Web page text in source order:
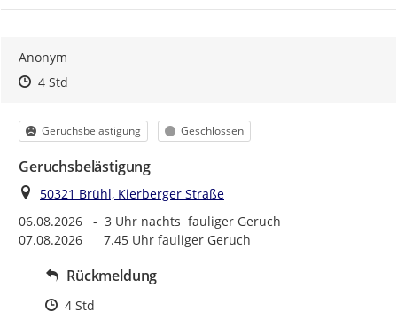
Anonym
Zeitpunkt des Erstellens
Zeitpunkt des Erstellens
4 StdZur Äußerung
Kategorie
Geruchsbelästigung Status
Geschlossen
Geruchsbelästigung
Ort
50321 Brühl, Kierberger Straße
06.08.2026   -  3 Uhr nachts  fauliger Geruch
07.08.2026      7.45 Uhr fauliger Geruch
Rückmeldung
Zeitpunkt des Erstellens
4 Std